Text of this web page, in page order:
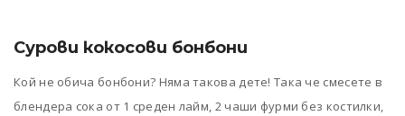
Сурови кокосови бонбони
Кой не обича бонбони? Няма такова дете! Така че смесете в
блендера сока от 1 среден лайм, 2 чаши фурми без костилки,